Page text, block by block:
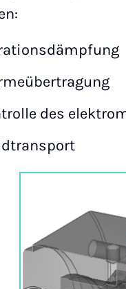
des